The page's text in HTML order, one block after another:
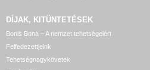
DÍJAK, KITÜNTETÉSEK
Bonis Bona – A nemzet tehetségeiért
Felfedezettjeink
Tehetségnagykövetek